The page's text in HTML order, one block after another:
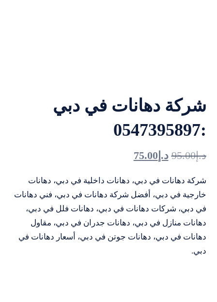
شركة دهانات في دبي
:0547395897
د.إ95.00 د.إ 75.00
شركة دهانات في دبي، دهانات داخلية في دبي، دهانات
خارجية في دبي، أفضل شركة دهانات في دبي، فني دهانات
في دبي، شركات دهانات في دبي، دهانات فلل في دبي،
دهانات منازل في دبي، دهانات جدران في دبي، مقاول
دهانات في دبي، دهانات جوتن في دبي، أسعار دهانات في
دبي.